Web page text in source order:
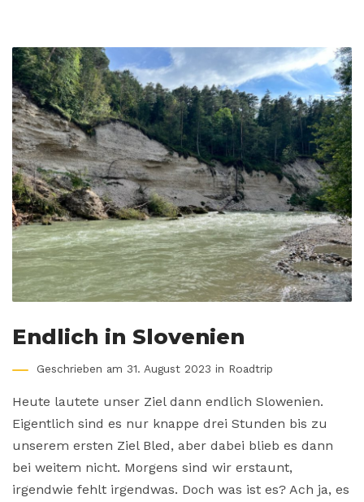
Endlich in Slovenien
Geschrieben am 31. August 2023 in Roadtrip
Heute lautete unser Ziel dann endlich Slowenien.
Eigentlich sind es nur knappe drei Stunden bis zu
unserem ersten Ziel Bled, aber dabei blieb es dann
bei weitem nicht. Morgens sind wir erstaunt,
irgendwie fehlt irgendwas. Doch was ist es? Ach ja, es